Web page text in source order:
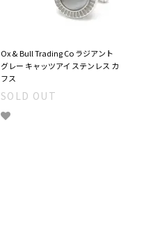
Ox & Bull Trading Co ラジアント
グレー キャッツアイ ステンレス カ
フス
SOLD OUT